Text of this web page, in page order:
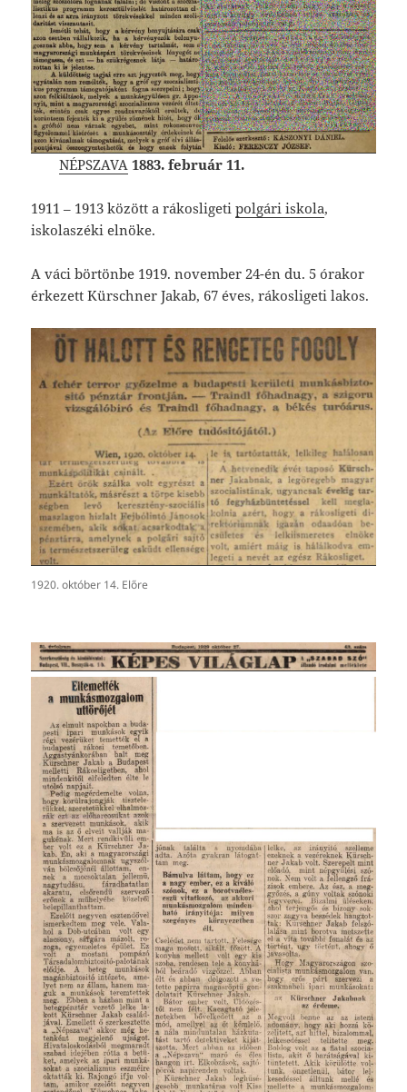
NÉPSZAVA 1883. február 11.
1911 – 1913 között a rákosligetipolgári iskola,
iskolaszéki elnöke.
A váci börtönbe 1919. november 24-én du. 5 órakor
érkezett Kürschner Jakab, 67 éves, rákosligeti lakos.
1920. október 14. Előre